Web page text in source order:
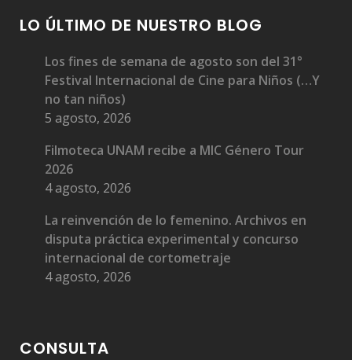
LO ÚLTIMO DE NUESTRO BLOG
Los fines de semana de agosto son del 31°
Festival Internacional de Cine para Niños (…Y
no tan niños)
5 agosto, 2026
Filmoteca UNAM recibe a MIC Género Tour
2026
4 agosto, 2026
La reinvención de lo femenino. Archivos en
disputa práctica experimental y concurso
internacional de cortometraje
4 agosto, 2026
CONSULTA